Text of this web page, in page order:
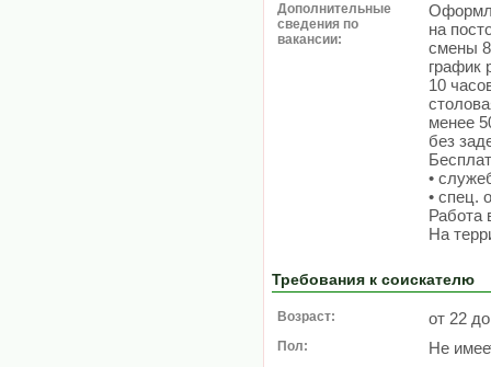
Дополнительные
сведения по
вакансии:
на
смены
график
10
менее
без
•
• спец.
Работа
На
Требования к соискателю
Возраст: от 22
Пол: Не